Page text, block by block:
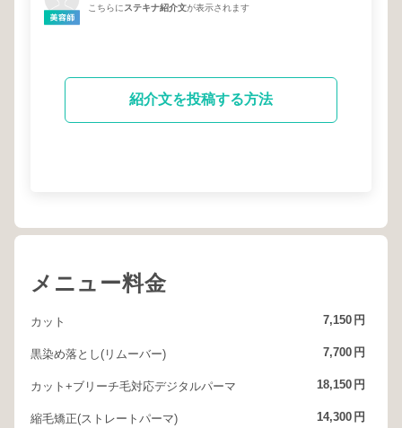
こちらにステキナ紹介文が表示されます
紹介文を投稿する方法
メニュー料金
カット 7,150 円
黒染め落とし(リムーバー) 7,700 円
カット+ブリーチ毛対応デジタルパーマ 18,150 円
縮毛矯正(ストレートパーマ) 14,300 円